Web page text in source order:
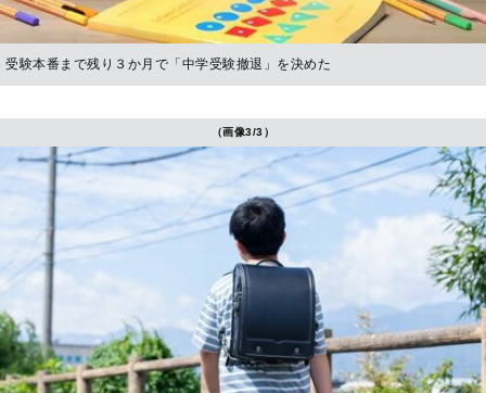
受験本番まで残り３か月で「中学受験撤退」を決めた
（画像3/3）